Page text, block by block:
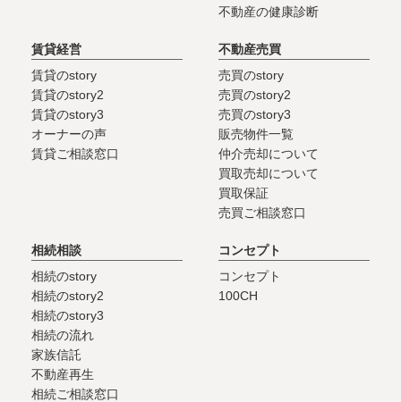
不動産の健康診断
賃貸経営
賃貸のstory
賃貸のstory2
賃貸のstory3
オーナーの声
賃貸ご相談窓口
不動産売買
売買のstory
売買のstory2
売買のstory3
販売物件一覧
仲介売却について
買取売却について
買取保証
売買ご相談窓口
相続相談
相続のstory
相続のstory2
相続のstory3
相続の流れ
家族信託
不動産再生
相続ご相談窓口
コンセプト
コンセプト
100CH